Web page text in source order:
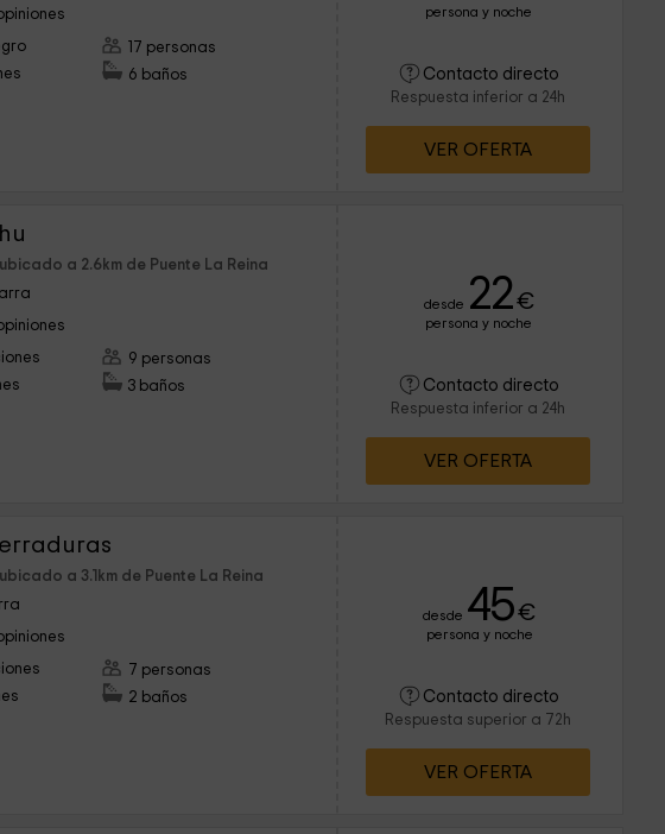
17 personas
6 baños
persona y noche
Contacto directo
Respuesta inferior a 24h
VER OFERTA
a 2.6km de Puente La Reina
9 personas
3 baños
desde 22€
persona y noche
Contacto directo
Respuesta inferior a 24h
VER OFERTA
a 3.1km de Puente La Reina
7 personas
2 baños
desde 45€
persona y noche
Contacto directo
Respuesta superior a 72h
VER OFERTA